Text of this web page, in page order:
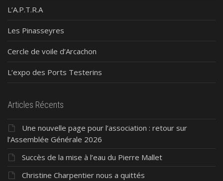
L’A.P.T.R.A
Les Pinasseyres
Cercle de voile d’Arcachon
L’expo des Ports Testerins
Articles Récents
Une nouvelle page pour l’association : retour sur
l’Assemblée Générale 2026
Succès de la mise à l’eau du Pierre Mallet
Christine Charpentier nous a quittés